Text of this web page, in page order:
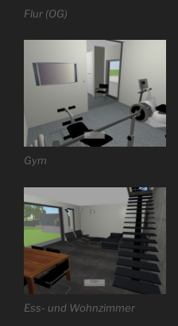
Flur (OG)
Gym
Ess- und Wohnzimmer